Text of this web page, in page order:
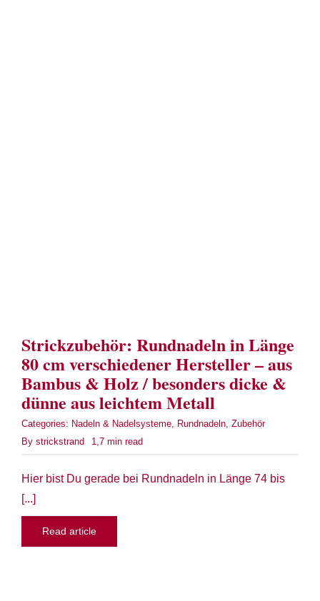
Strickzubehör: Rundnadeln in Länge
80 cm verschiedener Hersteller – aus
Bambus & Holz / besonders dicke &
dünne aus leichtem Metall
Categories: Nadeln & Nadelsysteme, Rundnadeln, Zubehör
By strickstrand 1,7 min read
Hier bist Du gerade bei Rundnadeln in Länge 74 bis
[...]
Read article